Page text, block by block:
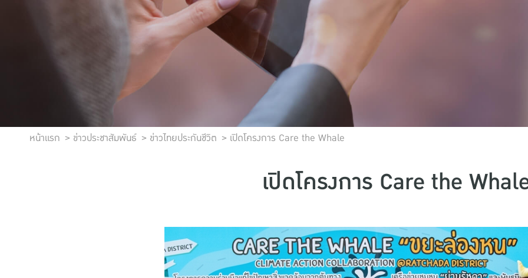
หน้าแรก ข่าวประชาสัมพันธ์ ข่าวไทยประกันชีวิต เปิดโครงการ Care the Whale
เปิดโครงการ Care the